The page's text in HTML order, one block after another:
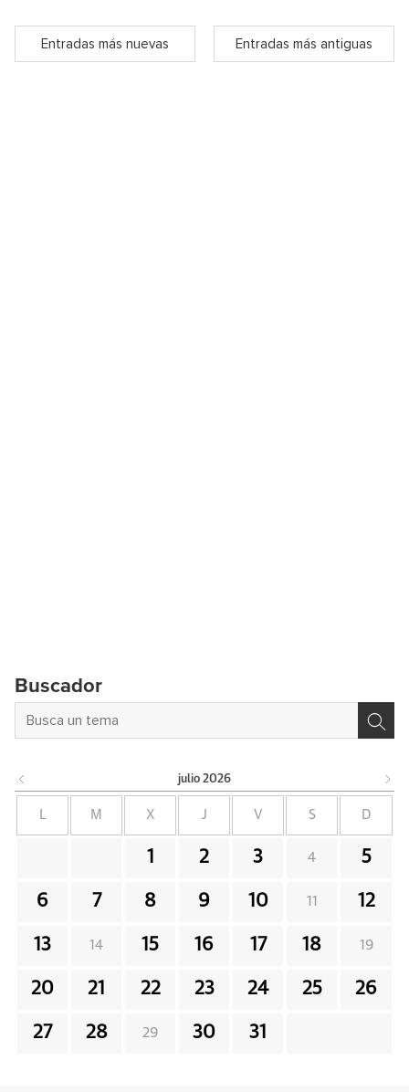
Entradas más nuevas Entradas más antiguas
Buscador
julio 2026
L M X J V S D
1 2 3 4 5
6 7 8 9 10 11 12
13 14 15 16 17 18 19
20 21 22 23 24 25 26
27 28 29 30 31